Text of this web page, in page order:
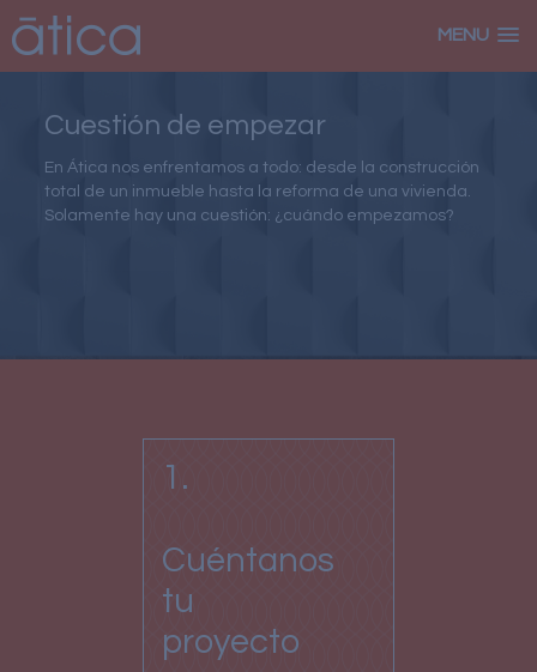
MENU
Cuestión de empezar
En Ática nos enfrentamos a todo: desde la construcción
total de un inmueble hasta la reforma de una vivienda.
Solamente hay una cuestión: ¿cuándo empezamos?
1.
Cuéntanos
tu
proyecto